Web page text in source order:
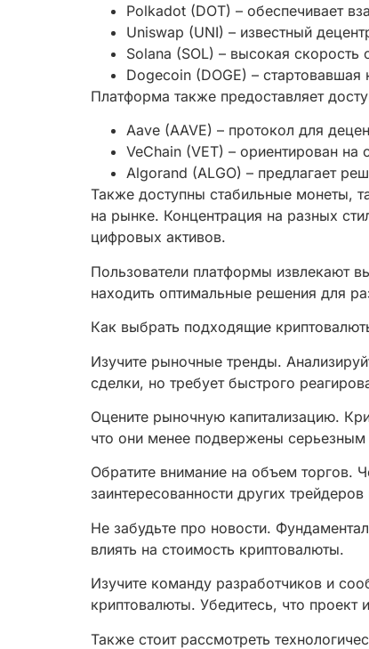
Polkadot (DOT) – обеспечивает
Uniswap (UNI) – известный
Solana (SOL) – высокая скорость
Dogecoin (DOGE) –
Платформа также предоставляет
Aave (AAVE) – протокол для
VeChain (VET) – ориентирован на
Algorand (ALGO) – предлагает
Также доступны стабильные монеты,
на рынке. Концентрация на разных
цифровых активов.
Пользователи платформы извлекают
находить оптимальные решения для
Как выбрать подходящие
Изучите рыночные тренды.
сделки, но требует быстрого
Оцените рыночную капитализацию.
что они менее подвержены
Обратите внимание на объем торгов.
заинтересованности других
Не забудьте про новости.
влиять на стоимость криптовалюты.
Изучите команду разработчиков и
криптовалюты. Убедитесь, что проект
Также стоит рассмотреть